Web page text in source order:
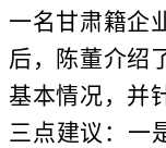
一名甘肃籍企
后，陈董介绍
基本情况，并
三点建议：一